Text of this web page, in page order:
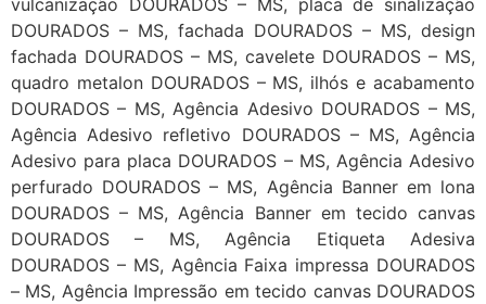
DOURADOS – MS, fachada DOURADOS – MS, design
fachada DOURADOS – MS, cavelete DOURADOS – MS,
quadro metalon DOURADOS – MS, ilhós e acabamento
DOURADOS – MS, Agência Adesivo DOURADOS – MS,
Agência Adesivo refletivo DOURADOS – MS, Agência
Adesivo para placa DOURADOS – MS, Agência Adesivo
perfurado DOURADOS – MS, Agência Banner em lona
DOURADOS – MS, Agência Banner em tecido canvas
DOURADOS – MS, Agência Etiqueta Adesiva
DOURADOS – MS, Agência Faixa impressa DOURADOS
– MS, Agência Impressão em tecido canvas DOURADOS